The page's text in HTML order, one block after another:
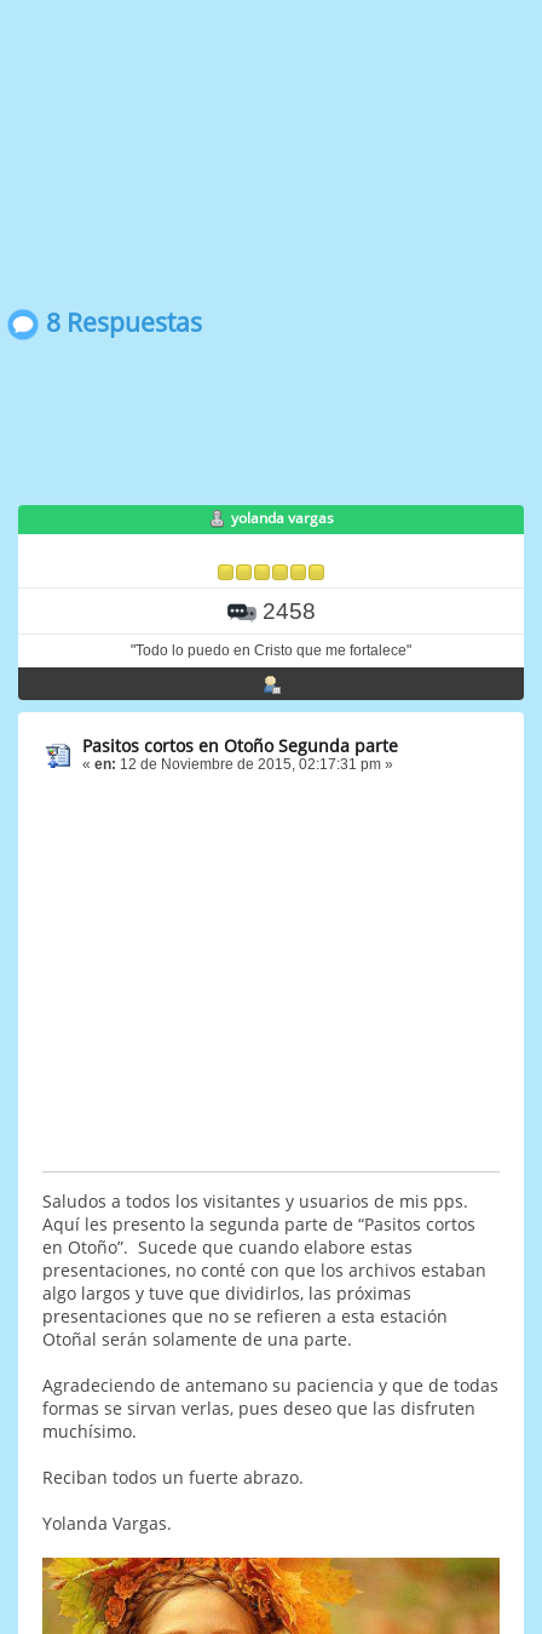
8 Respuestas
yolanda vargas
2458
"Todo lo puedo en Cristo que me fortalece"
Pasitos cortos en Otoño Segunda parte
« en: 12 de Noviembre de 2015, 02:17:31 pm »
Saludos a todos los visitantes y usuarios de mis pps.
Aquí les presento la segunda parte de “Pasitos cortos
en Otoño”. Sucede que cuando elabore estas
presentaciones, no conté con que los archivos estaban
algo largos y tuve que dividirlos, las próximas
presentaciones que no se refieren a esta estación
Otoñal serán solamente de una parte.
Agradeciendo de antemano su paciencia y que de todas
formas se sirvan verlas, pues deseo que las disfruten
muchísimo.
Reciban todos un fuerte abrazo.
Yolanda Vargas.